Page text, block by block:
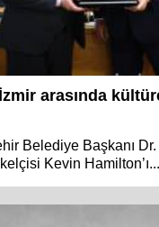
arasında
Belediye Başkanı
Kevin Hamilton’ı...